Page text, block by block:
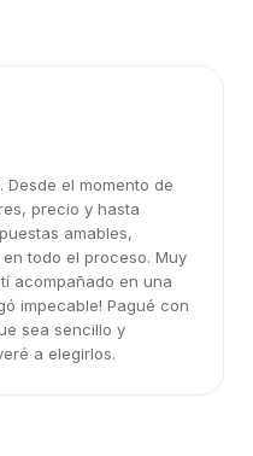
el momento de
precio y hasta
amables,
todo el proceso. Muy
acompañado en una
impecable! Pagué con
sea sencillo y
a elegirlos.